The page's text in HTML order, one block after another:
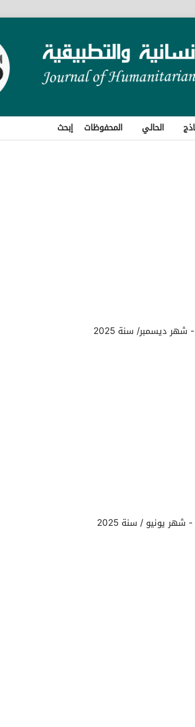
الحالي المحفوظات إبحث
ديسمبر/ سنة 2025
يونيو / سنة 2025